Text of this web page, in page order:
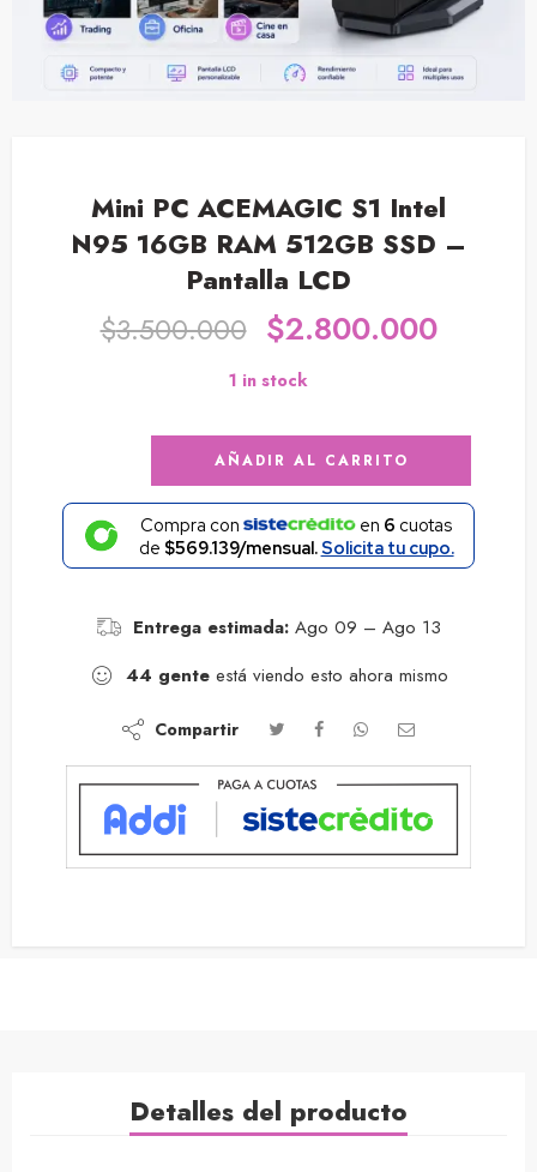
Mini PC ACEMAGIC S1 Intel
N95 16GB RAM 512GB SSD –
Pantalla LCD
$3.500.000 $2.800.000
1 in stock
AÑADIR AL CARRITO
Compra con en 6 cuotas
de $569.139/mensual.Solicita tu cupo.
Entrega estimada:Ago 09 – Ago 13
44 genteestá viendo esto ahora mismo
Compartir
Detalles del producto